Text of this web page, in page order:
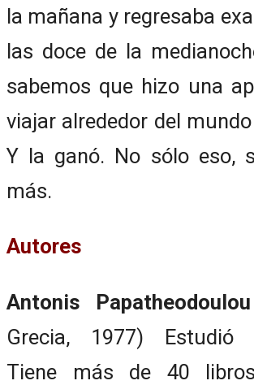
la mañana y regresaba
las doce de la
sabemos que hizo una
viajar alrededor del
Y la ganó. No sólo eso,
más.
Autores
Antonis Papatheodoulou
Grecia, 1977) Estudió
Tiene más de 40